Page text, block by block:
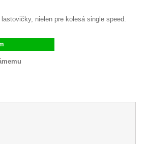
nielen pre kolesá single speed.